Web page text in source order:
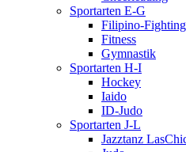
Sportarten E-G
Filipino-
Fitness
Gymnastik
Sportarten H-I
Hockey
Iaido
ID-Judo
Sportarten J-L
Jazztanz